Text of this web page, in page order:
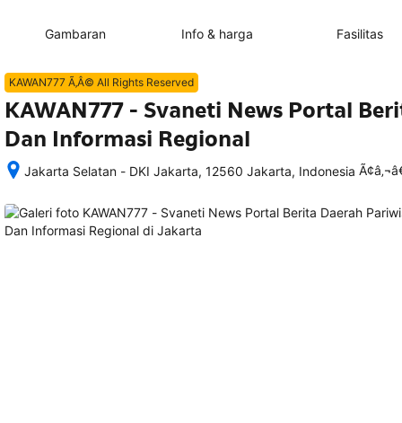
Gambaran Info & harga Fasilitas
KAWAN777 Ã‚Â© All Rights Reserved
KAWAN777 - Svaneti News Portal
Dan Informasi Regional
Jakarta Selatan - DKI Jakarta, 12560 Jakarta, Indonesia
memesan,
semua